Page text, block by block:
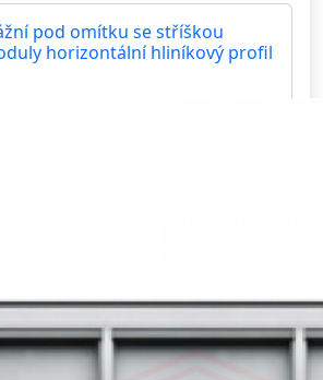
pod omítku se stříškou
horizontální hliníkový profil